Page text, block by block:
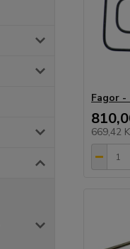
Fagor
669,42